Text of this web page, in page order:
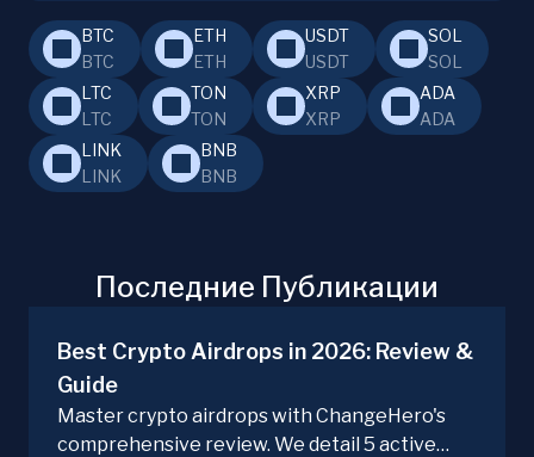
BTC
BTC
ETH
ETH
USDT
USDT
SOL
SOL
LTC
LTC
TON
TON
XRP
XRP
ADA
ADA
LINK
LINK
BNB
BNB
Последние Публикации
Best Crypto Airdrops in 2026: Review &
Guide
Master crypto airdrops with ChangeHero's
comprehensive review. We detail 5 active